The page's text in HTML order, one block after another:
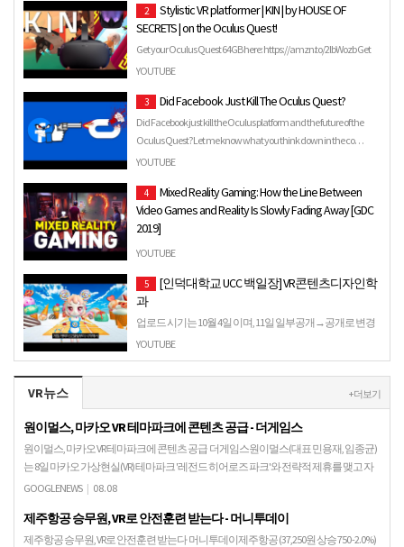
2
Stylistic VR platformer | KIN | by HOUSE OF
SECRETS | on the Oculus Quest!
Get your Oculus Quest 64GB here: https://amzn.to/2lbWozb Get
your Oculus Quest 128GB here: https://amzn.to/2la9L2Q Get y…
YOUTUBE
3 Did Facebook Just Kill The Oculus Quest?
Did Facebook just kill the Oculus platform and the future of the
Oculus Quest? Let me know what you think down in the co…
YOUTUBE
4
Mixed Reality Gaming: How the Line Between
Video Games and Reality Is Slowly Fading Away [GDC
2019]
Animated movies have become startlingly realistic, but they still
YOUTUBE
5
[인덕대학교 UCC 백일장] VR콘텐츠디자인학
과
업로드 시기는 10월 4일 이며, 11일 일부공개→공개로 변경
되었습니다. 인덕대학교 학과소개 UCC공모전 출품 영상입
니다. AR, MR, VR 콘텐츠 디자인,...
YOUTUBE
VR뉴스 + 더보기
원이멀스, 마카오 VR 테마파크에 콘텐츠 공급 - 더게임스
원이멀스, 마카오 VR 테마파크에 콘텐츠 공급 더게임스원이멀스(대표 민용재, 임종균)
는 8일 마카오 가상현실(VR) 테마파크 '레전드 히어로즈 파크'와 전략적 제휴를 맺고 자
사의 '마이타운: 스카이폴'을 공급키로 …
GOOGLENEWS | 08.08
제주항공 승무원, VR로 안전훈련 받는다 - 머니투데이
제주항공 승무원, VR로 안전훈련 받는다 머니투데이제주항공 (37,250원 상승 750 -2.0%)